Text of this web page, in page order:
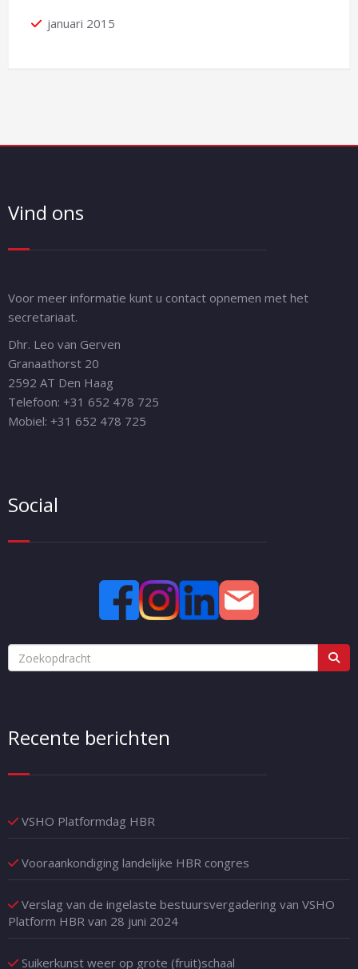
januari 2015
Vind ons
Voor meer informatie kunt u contact opnemen met het
secretariaat.
Dhr. Leo van Gerven
Granaathorst 20
2592 AT Den Haag
Telefoon: +31 652 478 725
Mobiel: +31 652 478 725
Social
Recente berichten
VSHO Platformdag HBR
Vooraankondiging landelijke HBR congres
Verslag van de ingelaste bestuursvergadering van VSHO
Platform HBR van 28 juni 2024
Suikerkunst weer op grote (fruit)schaal